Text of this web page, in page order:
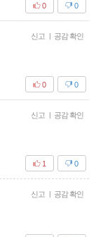
0
0
신고 | 공감 확인
0
0
신고 | 공감 확인
0
1
신고 | 공감 확인